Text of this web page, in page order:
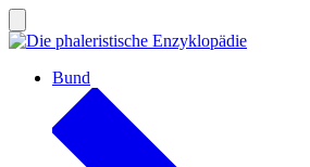
Zum
Inhalt
springen
Suche
ein-/ausblenden
Bund